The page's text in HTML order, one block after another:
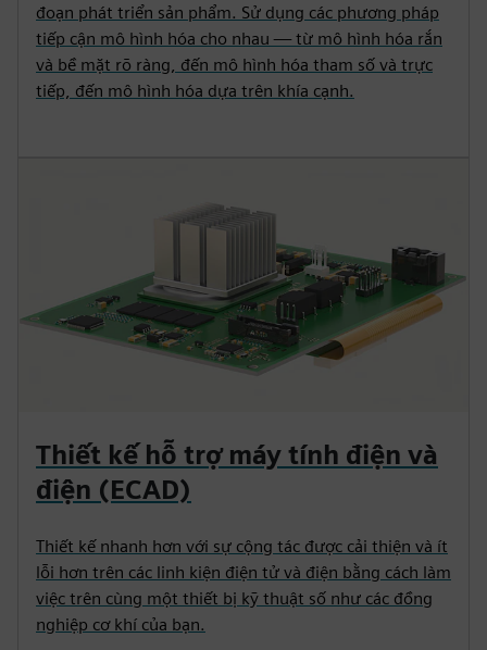
đoạn phát triển sản phẩm. Sử dụng các phương pháp
tiếp cận mô hình hóa cho nhau — từ mô hình hóa rắn
và bề mặt rõ ràng, đến mô hình hóa tham số và trực
tiếp, đến mô hình hóa dựa trên khía cạnh.
Thiết kế hỗ trợ máy tính điện và
điện (ECAD)
Thiết kế nhanh hơn với sự cộng tác được cải thiện và ít
lỗi hơn trên các linh kiện điện tử và điện bằng cách làm
việc trên cùng một thiết bị kỹ thuật số như các đồng
nghiệp cơ khí của bạn.